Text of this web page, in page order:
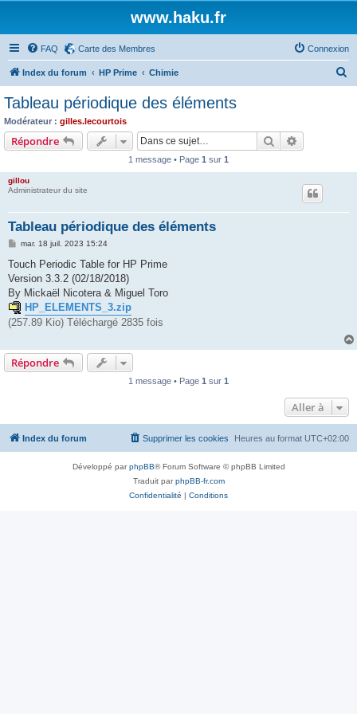
www.haku.fr
FAQ Carte des Membres Connexion
Index du forum HP Prime Chimie
Tableau périodique des éléments
Modérateur : gilles.lecourtois
Répondre Rechercher
1 message • Page 1 sur 1
gillou
Administrateur du site
Tableau périodique des éléments
M
s
a
g
e
mar. 18 juil. 2023 15:24
Touch Periodic Table for HP Prime
Version 3.3.2 (02/18/2018)
By Mickaël Nicotera & Miguel Toro
HP_ELEMENTS_3.zip
(257.89 Kio) Téléchargé 2835 fois
Répondre
1 message • Page 1 sur 1
Aller à
Index du forum Heures au format UTC+02:00
Supprimer les cookies
Développé parphpBB® Forum Software © phpBB Limited
Traduit parphpBB-fr.com
Confidentialité | Conditions